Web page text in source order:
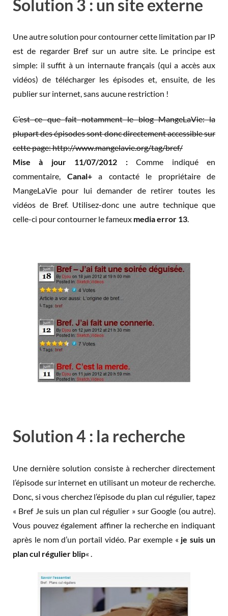
Solution 3 : un site externe
Une autre solution pour contourner cette limitation par IP
est de regarder Bref sur un autre site. Le principe est
simple: il suffit à un internaute français (qui a accès aux
vidéos) de télécharger les épisodes et, ensuite, de les
publier sur internet, sans aucune restriction !
C’est ce que fait notamment le blog MangeLaVie: la
plupart des épisodes sont donc directement accessible sur
cette page: http://www.mangelavie.org/tag/bref/
Mise à jour 11/07/2012 :Comme indiqué en
commentaire, Canal+a contacté le propriétaire de
MangeLaVie pour lui demander de retirer toutes les
vidéos de Bref. Utilisez-donc une autre technique que
celle-ci pour contourner le fameux media error 13.
Solution 4 : la recherche
Une dernière solution consiste à rechercher directement
l’épisode sur internet en utilisant un moteur de recherche.
Donc, si vous cherchez l’épisode du plan cul régulier, tapez
« Bref Je suis un plan cul régulier » sur Google (ou autre).
Vous pouvez également affiner la recherche en indiquant
après le nom d’un portail vidéo. Par exemple « je suis un
plan cul régulier blip« .